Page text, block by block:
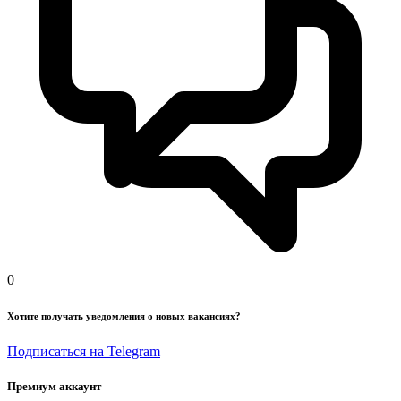
0
Хотите получать уведомления о новых вакансиях?
Подписаться на Telegram
Премиум аккаунт